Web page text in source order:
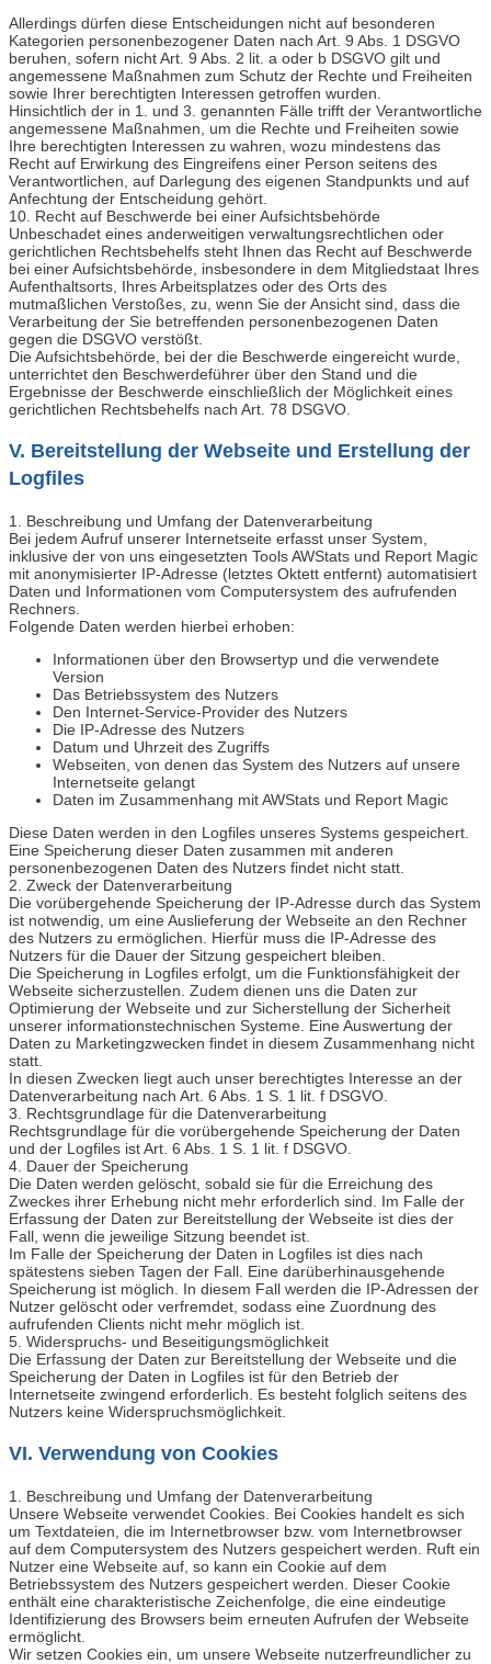
Allerdings dürfen diese Entscheidungen nicht auf besonderen
Kategorien personenbezogener Daten nach Art. 9 Abs. 1 DSGVO
beruhen, sofern nicht Art. 9 Abs. 2 lit. a oder b DSGVO gilt und
angemessene Maßnahmen zum Schutz der Rechte und Freiheiten
sowie Ihrer berechtigten Interessen getroffen wurden.
Hinsichtlich der in 1. und 3. genannten Fälle trifft der Verantwortliche
angemessene Maßnahmen, um die Rechte und Freiheiten sowie
Ihre berechtigten Interessen zu wahren, wozu mindestens das
Recht auf Erwirkung des Eingreifens einer Person seitens des
Verantwortlichen, auf Darlegung des eigenen Standpunkts und auf
Anfechtung der Entscheidung gehört.
10. Recht auf Beschwerde bei einer Aufsichtsbehörde
Unbeschadet eines anderweitigen verwaltungsrechtlichen oder
gerichtlichen Rechtsbehelfs steht Ihnen das Recht auf Beschwerde
bei einer Aufsichtsbehörde, insbesondere in dem Mitgliedstaat Ihres
Aufenthaltsorts, Ihres Arbeitsplatzes oder des Orts des
mutmaßlichen Verstoßes, zu, wenn Sie der Ansicht sind, dass die
Verarbeitung der Sie betreffenden personenbezogenen Daten
gegen die DSGVO verstößt.
Die Aufsichtsbehörde, bei der die Beschwerde eingereicht wurde,
unterrichtet den Beschwerdeführer über den Stand und die
Ergebnisse der Beschwerde einschließlich der Möglichkeit eines
gerichtlichen Rechtsbehelfs nach Art. 78 DSGVO.
V. Bereitstellung der Webseite und Erstellung der
Logfiles
1. Beschreibung und Umfang der Datenverarbeitung
Bei jedem Aufruf unserer Internetseite erfasst unser System,
inklusive der von uns eingesetzten Tools AWStats und Report Magic
mit anonymisierter IP-Adresse (letztes Oktett entfernt) automatisiert
Daten und Informationen vom Computersystem des aufrufenden
Rechners.
Folgende Daten werden hierbei erhoben:
Informationen über den Browsertyp und die verwendete
Version
Das Betriebssystem des Nutzers
Den Internet-Service-Provider des Nutzers
Die IP-Adresse des Nutzers
Datum und Uhrzeit des Zugriffs
Webseiten, von denen das System des Nutzers auf unsere
Internetseite gelangt
Daten im Zusammenhang mit AWStats und Report Magic
Diese Daten werden in den Logfiles unseres Systems gespeichert.
Eine Speicherung dieser Daten zusammen mit anderen
personenbezogenen Daten des Nutzers findet nicht statt.
2. Zweck der Datenverarbeitung
Die vorübergehende Speicherung der IP-Adresse durch das System
ist notwendig, um eine Auslieferung der Webseite an den Rechner
des Nutzers zu ermöglichen. Hierfür muss die IP-Adresse des
Nutzers für die Dauer der Sitzung gespeichert bleiben.
Die Speicherung in Logfiles erfolgt, um die Funktionsfähigkeit der
Webseite sicherzustellen. Zudem dienen uns die Daten zur
Optimierung der Webseite und zur Sicherstellung der Sicherheit
unserer informationstechnischen Systeme. Eine Auswertung der
Daten zu Marketingzwecken findet in diesem Zusammenhang nicht
statt.
In diesen Zwecken liegt auch unser berechtigtes Interesse an der
Datenverarbeitung nach Art. 6 Abs. 1 S. 1 lit. f DSGVO.
3. Rechtsgrundlage für die Datenverarbeitung
Rechtsgrundlage für die vorübergehende Speicherung der Daten
und der Logfiles ist Art. 6 Abs. 1 S. 1 lit. f DSGVO.
4. Dauer der Speicherung
Die Daten werden gelöscht, sobald sie für die Erreichung des
Zweckes ihrer Erhebung nicht mehr erforderlich sind. Im Falle der
Erfassung der Daten zur Bereitstellung der Webseite ist dies der
Fall, wenn die jeweilige Sitzung beendet ist.
Im Falle der Speicherung der Daten in Logfiles ist dies nach
spätestens sieben Tagen der Fall. Eine darüberhinausgehende
Speicherung ist möglich. In diesem Fall werden die IP-Adressen der
Nutzer gelöscht oder verfremdet, sodass eine Zuordnung des
aufrufenden Clients nicht mehr möglich ist.
5. Widerspruchs- und Beseitigungsmöglichkeit
Die Erfassung der Daten zur Bereitstellung der Webseite und die
Speicherung der Daten in Logfiles ist für den Betrieb der
Internetseite zwingend erforderlich. Es besteht folglich seitens des
Nutzers keine Widerspruchsmöglichkeit.
VI. Verwendung von Cookies
1. Beschreibung und Umfang der Datenverarbeitung
Unsere Webseite verwendet Cookies. Bei Cookies handelt es sich
um Textdateien, die im Internetbrowser bzw. vom Internetbrowser
auf dem Computersystem des Nutzers gespeichert werden. Ruft ein
Nutzer eine Webseite auf, so kann ein Cookie auf dem
Betriebssystem des Nutzers gespeichert werden. Dieser Cookie
enthält eine charakteristische Zeichenfolge, die eine eindeutige
Identifizierung des Browsers beim erneuten Aufrufen der Webseite
ermöglicht.
Wir setzen Cookies ein, um unsere Webseite nutzerfreundlicher zu